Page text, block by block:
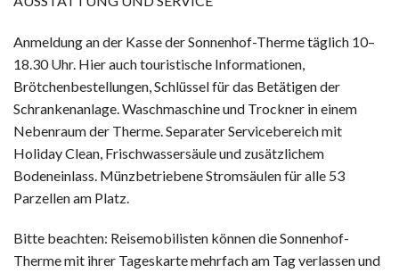
Anmeldung an der Kasse der Sonnenhof-Therme täglich 10–
18.30 Uhr. Hier auch touristische Informationen,
Brötchenbestellungen, Schlüssel für das Betätigen der
Schrankenanlage. Waschmaschine und Trockner in einem
Nebenraum der Therme. Separater Servicebereich mit
Holiday Clean, Frischwassersäule und zusätzlichem
Bodeneinlass. Münzbetriebene Stromsäulen für alle 53
Parzellen am Platz.
Bitte beachten: Reisemobilisten können die Sonnenhof-
Therme mit ihrer Tageskarte mehrfach am Tag verlassen und